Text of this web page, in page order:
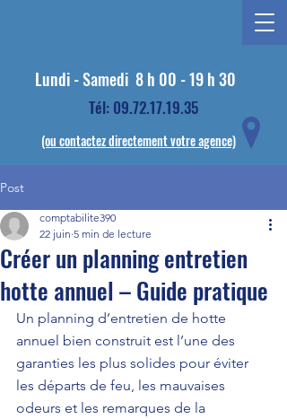
Lundi - Samedi 8 h 00 - 19 h 30
Tél: 09.72.17.19.35
(ou contactez directement votre agence)
Post
Créer un planning entretien
hotte annuel – Guide pratique
comptabilite390
22 juin 5 min de lecture
Un planning d’entretien de hotte
annuel bien construit est l’une des
garanties les plus solides pour éviter
les départs de feu, les mauvaises
odeurs et les remarques de la